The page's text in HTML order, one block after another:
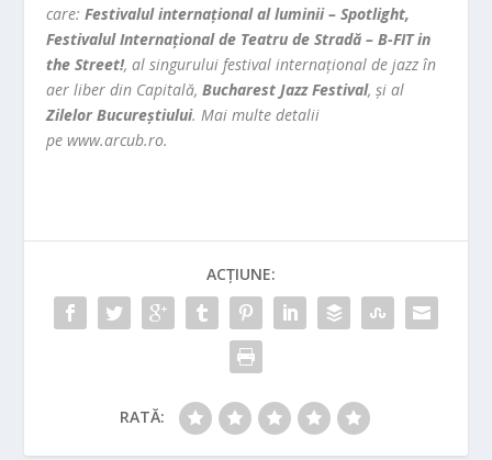
care:Festivalul internațional al luminii – Spotlight,
Festivalul Internațional de Teatru de Stradă – B-FIT in
the Street!, al singurului festival internațional de jazz în
aer liber din Capitală,Bucharest Jazz Festival, și al
Zilelor Bucureștiului. Mai multe detalii
pe www.arcub.ro.
ACȚIUNE:
RATĂ: